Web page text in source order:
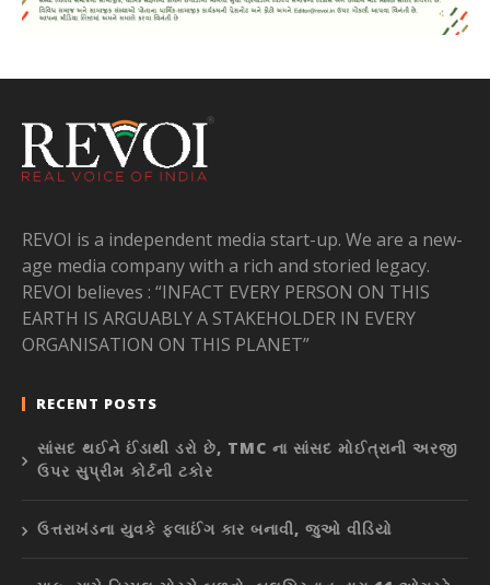
REVOI is a independent media start-up. We are a new-
age media company with a rich and storied legacy.
REVOI believes : “INFACT EVERY PERSON ON THIS
EARTH IS ARGUABLY A STAKEHOLDER IN EVERY
ORGANISATION ON THIS PLANET”
RECENT POSTS
સાંસદ થઈને ઈંડાથી ડરો છે, TMC ના સાંસદ મોઈત્રાની અરજી
ઉપર સુપ્રીમ કોર્ટની ટકોર
ઉત્તરાખંડના યુવકે ફ્લાઈંગ કાર બનાવી, જુઓ વીડિયો